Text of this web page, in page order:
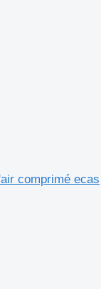
comprimé ecas